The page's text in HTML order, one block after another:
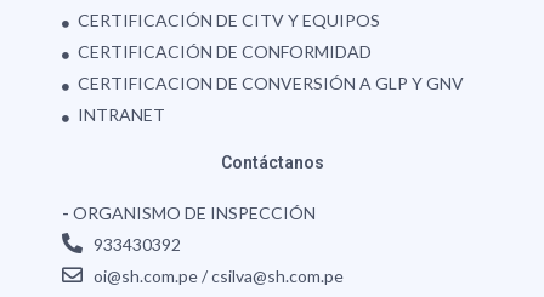
CERTIFICACIÓN DE CITV Y EQUIPOS
CERTIFICACIÓN DE CONFORMIDAD
CERTIFICACION DE CONVERSIÓN A GLP Y GNV
INTRANET
Contáctanos
- ORGANISMO DE INSPECCIÓN
933430392
oi@sh.com.pe / csilva@sh.com.pe